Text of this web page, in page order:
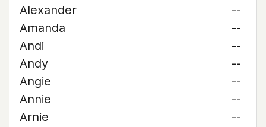
Alexander
--
Amanda
--
Andi
--
Andy
--
Angie
--
Annie
--
Arnie
--